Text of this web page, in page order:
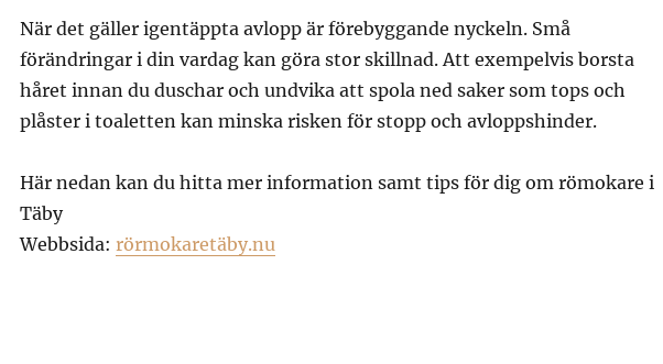
När det gäller igentäppta avlopp är förebyggande nyckeln. Små
förändringar i din vardag kan göra stor skillnad. Att exempelvis borsta
håret innan du duschar och undvika att spola ned saker som tops och
plåster i toaletten kan minska risken för stopp och avloppshinder.
Här nedan kan du hitta mer information samt tips för dig om römokare i
Täby
Webbsida: rörmokaretäby.nu